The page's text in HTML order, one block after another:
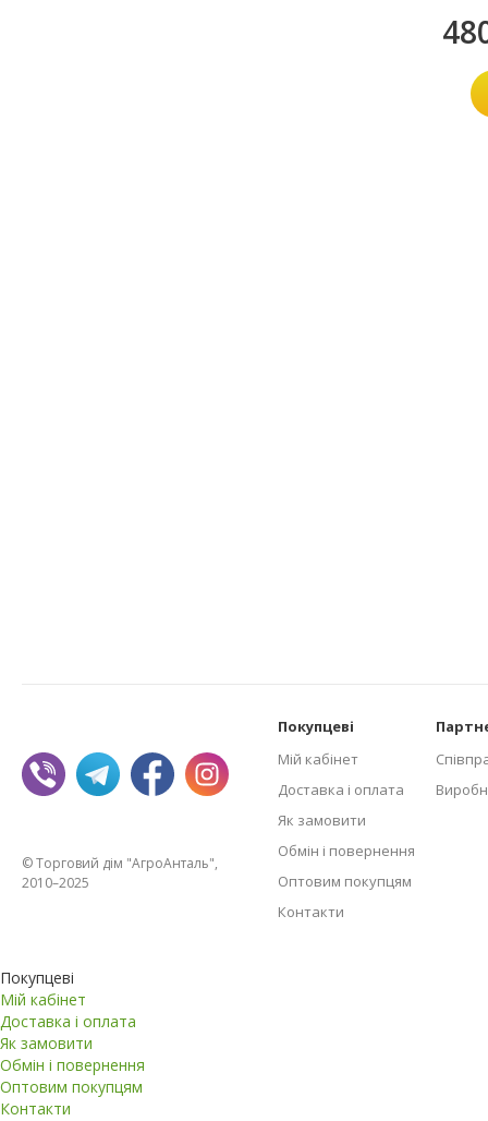
© Торговий дім "АгроАнталь",
2010–2025
Покупцеві
Мій кабінет
Доставка і оплата
Як замовити
Обмін і повернення
Оптовим покупцям
Контакти
Покупцеві
Мій кабінет
Доставка і оплата
Як замовити
Обмін і повернення
Оптовим покупцям
Контакти